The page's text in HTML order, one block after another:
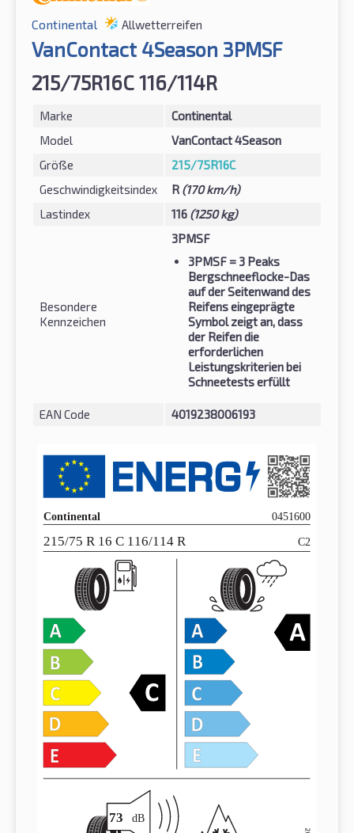
Continental Allwetterreifen
VanContact 4Season 3PMSF
215/75R16C 116/114R
Marke
Continental
Model
VanContact 4Season
Größe
215/75R16C
Geschwindigkeitsindex
R (170 km/h)
Lastindex
116 (1250 kg)
Besondere
Kennzeichen
3PMSF
3PMSF = 3 Peaks
Bergschneeflocke-Das
auf der Seitenwand des
Reifens eingeprägte
Symbol zeigt an, dass
der Reifen die
erforderlichen
Leistungskriterien bei
Schneetests erfüllt
EAN Code 4019238006193